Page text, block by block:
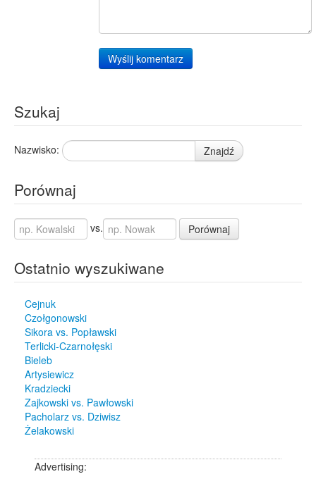
Wyślij komentarz
Szukaj
Nazwisko: Znajdź
Porównaj
vs. Porównaj
Ostatnio wyszukiwane
Cejnuk
Czołgonowski
Sikora vs. Popławski
Terlicki-Czarnołęski
Bieleb
Artysiewicz
Kradziecki
Zajkowski vs. Pawłowski
Pacholarz vs. Dziwisz
Żelakowski
Advertising: